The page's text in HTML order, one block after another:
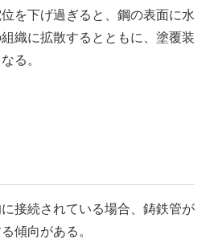
を下げ過ぎると、鋼の表面に水
織に拡散するとともに、塗覆装
る。
接続されている場合、鋳鉄管が
傾向がある。